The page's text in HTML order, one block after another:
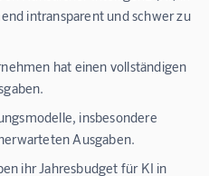
intransparent und schwer zu
hat einen vollständigen
insbesondere
Ausgaben.
ihr Jahresbudget für KI in